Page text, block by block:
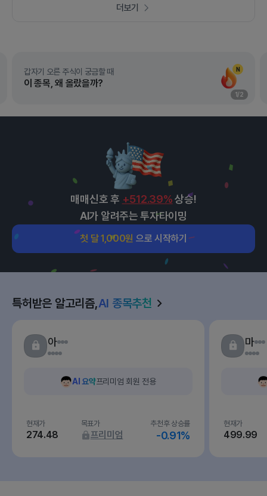
더보기
N
갑자기 오른 주식이 궁금할 때
이 종목, 왜 올랐을까?
1/2
매매신호 후 +512.39% 상승!
AI가 알려주는 투자타이밍
첫 달 1,000원 으로 시작하기
특허받은 알고리즘,AI 종목추천
아
AI 요약프리미엄 회원 전용
현재가
274.48
목표가
프리미엄
추천후 상승률
-0.91%
마
현재가
499.99